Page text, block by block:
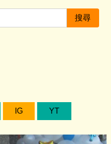
搜尋
IG YT